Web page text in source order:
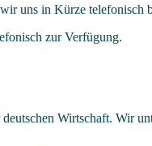
uns in Kürze telefonisch
zur Verfügung.
Wirtschaft. Wir